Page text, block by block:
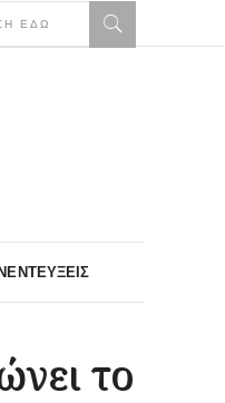
το